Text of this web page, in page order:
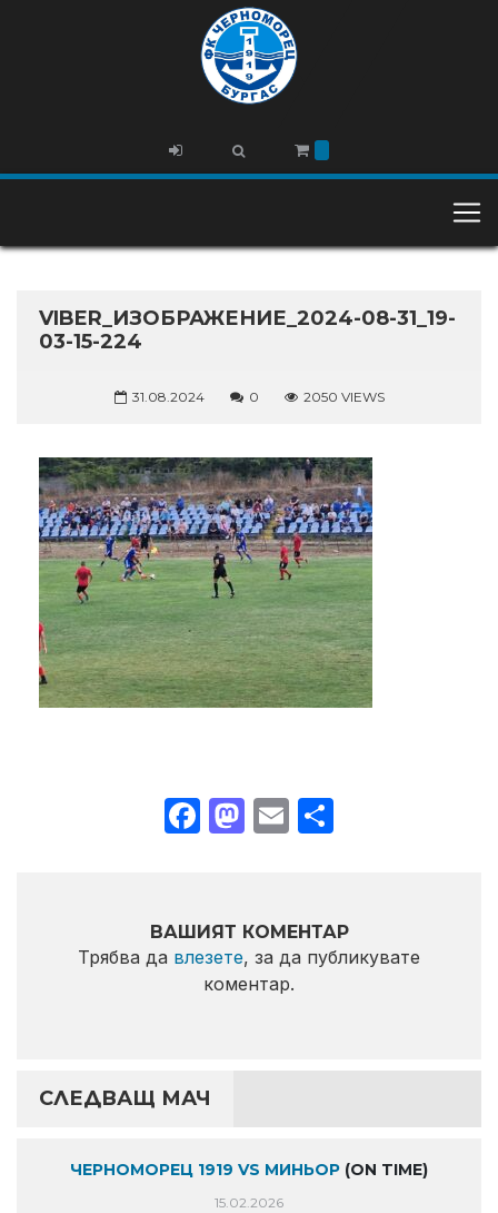
VIBER_ИЗОБРАЖЕНИЕ_2024-08-31_19-
03-15-224
31.08.2024 0 2050 VIEWS
Facebook
Mastodon
Email
ВАШИЯТ КОМЕНТАР
Трябва да влезете, за да публикувате
коментар.
СЛЕДВАЩ МАЧ
ЧЕРНОМОРЕЦ 1919 VS МИНЬОР (ON TIME)
15.02.2026